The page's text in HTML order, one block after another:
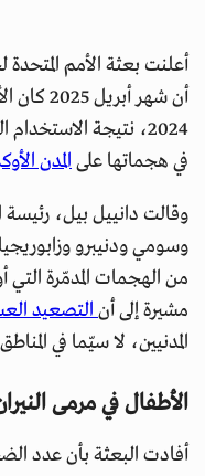
أعلنت بعثة الأمم
أن شهر
2024، نتيجة
في هجماتها علىالمدن
وقالت دانييل بيل،
وسومي ودنيبرو
من الهجمات المدمّرة
مشيرة إلى أنالتصعيد
المدنيين، لا سيّما في
الأطفال في مرمى